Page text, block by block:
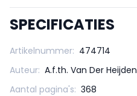
SPECIFICATIES
Artikelnummer: 474714
Auteur: A.f.th. Van Der Heijden
Aantal pagina's: 368